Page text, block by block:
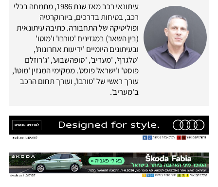
עיתונאי רכב מאז שנת 1986, מתמחה בכלי
רכב, בטיחות בדרכים, ביורוקרטיה
ופוליטיקה של התחבורה. כתיבה עיתונאית
(בין השאר) במגזינים 'טורבו' ו'מוטו'
ובעיתונים היומיים 'ידיעות אחרונות',
'טלגרף', 'מעריב', 'סופהשבוע', 'ג'רוזלם
פוסט' ו'ישראל פוסט'. ממקימי המגזין 'מוטו',
עורך ראשי של 'טורבו', ועורך תחום הרכב
ב'מעריב'.